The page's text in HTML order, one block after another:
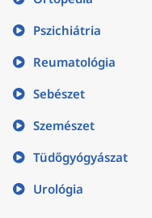
Pszichiátria
Reumatológia
Sebészet
Szemészet
Tüdőgyógyászat
Urológia